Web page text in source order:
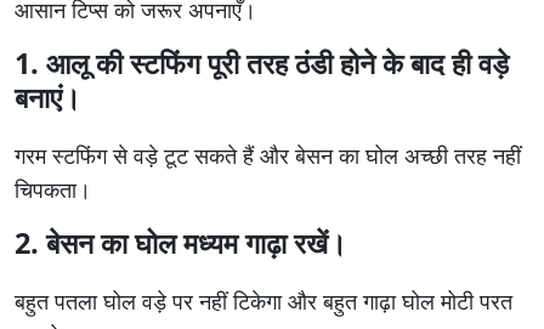
आसान टिप्स को जरूर अपनाएँ।
1. आलू की स्टफिंग पूरी तरह ठंडी होने के बाद ही वड़े
बनाएं।
गरम स्टफिंग से वड़े टूट सकते हैं और बेसन का घोल अच्छी तरह नहीं
चिपकता।
2. बेसन का घोल मध्यम गाढ़ा रखें।
बहुत पतला घोल वड़े पर नहीं टिकेगा और बहुत गाढ़ा घोल मोटी परत